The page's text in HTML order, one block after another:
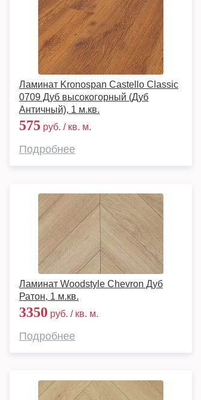
Ламинат Kronospan Castello Classic
0709 Дуб высокогорный (Дуб
Античный), 1 м.кв.
575 руб. / кв. м.
Подробнее
Ламинат Woodstyle Chevron Дуб
Ратон, 1 м.кв.
3350 руб. / кв. м.
Подробнее